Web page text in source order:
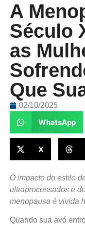
A
Século
as
Que
02/10/2025
WhatsApp
X
O impacto do estilo
ultraprocessados e
menopausa é vivida
Quando sua avó